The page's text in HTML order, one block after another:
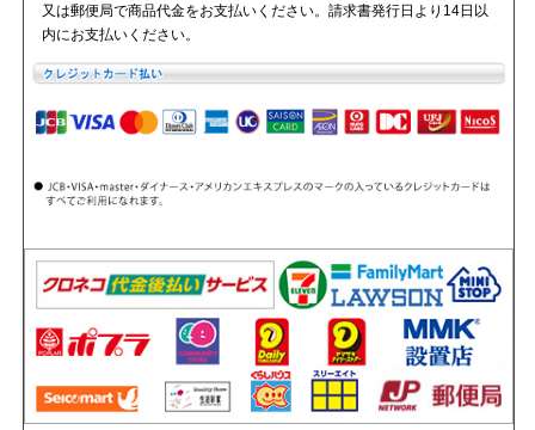
又は郵便局で商品代金をお支払いください。請求書発行日より14日以
内にお支払いください。